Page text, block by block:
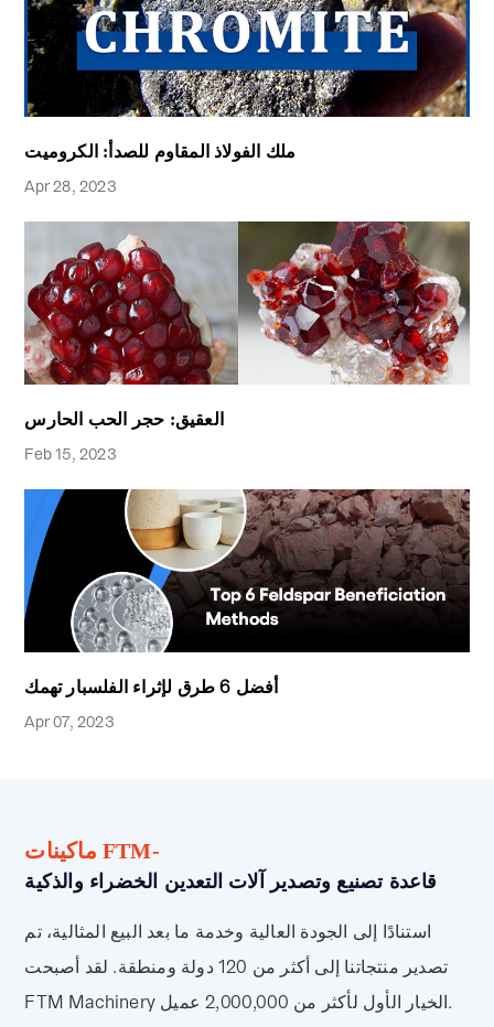
ملك الفولاذ المقاوم للصدأ: الكروميت
Apr 28, 2023
العقيق: حجر الحب الحارس
Feb 15, 2023
أفضل 6 طرق لإثراء الفلسبار تهمك
Apr 07, 2023
ماكينات FTM-
قاعدة تصنيع وتصدير آلات التعدين الخضراء والذكية
استنادًا إلى الجودة العالية وخدمة ما بعد البيع المثالية، تم
تصدير منتجاتنا إلى أكثر من 120 دولة ومنطقة. لقد أصبحت
FTM Machinery الخيار الأول لأكثر من 2,000,000 عميل.